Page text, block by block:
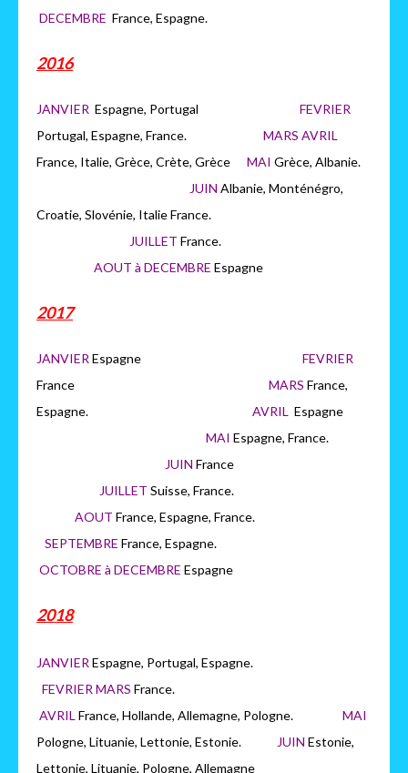
DECEMBRE France, Espagne.
2016
JANVIER Espagne, Portugal FEVRIER
Portugal, Espagne, France. MARS AVRIL
France, Italie, Grèce, Crète, Grèce MAI Grèce, Albanie.
JUIN Albanie, Monténégro,
Croatie, Slovénie, Italie France.
JUILLET France.
AOUT à DECEMBRE Espagne
2017
JANVIER Espagne FEVRIER
France MARS France,
Espagne. AVRIL Espagne
MAI Espagne, France.
JUIN France
JUILLET Suisse, France.
AOUT France, Espagne, France.
SEPTEMBRE France, Espagne.
OCTOBRE à DECEMBRE Espagne
2018
JANVIER Espagne, Portugal, Espagne.
FEVRIER MARS France.
AVRIL France, Hollande, Allemagne, Pologne. MAI
Pologne, Lituanie, Lettonie, Estonie.
JUIN Estonie,
Lettonie, Lituanie, Pologne, Allemagne